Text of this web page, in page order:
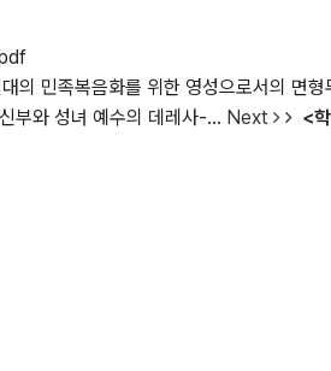
의 민족복음화를 위한 영성으로서의 면형
부와 성녀 예수의 데레사-... Next <